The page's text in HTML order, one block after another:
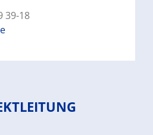
39-18